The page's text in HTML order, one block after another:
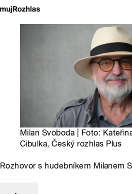
Milan Svoboda | Foto:
Cibulka, Český rozhlas Plus
Rozhovor s hudebníkem Milanem